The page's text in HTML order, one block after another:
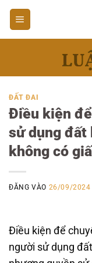
Bỏ
qua
nội
ĐẤT ĐAI
Điều kiện
sử dụng đất
không có
ĐĂNG VÀO 26/09/2024
Điều kiện để
người sử dụng